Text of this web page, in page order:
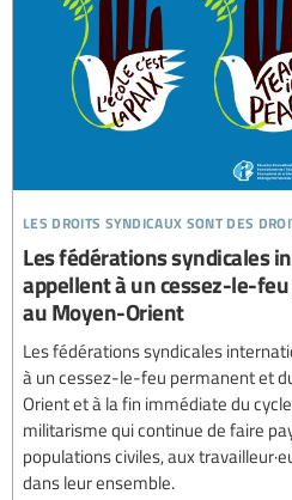
les droits syndicaux sont des
Les fédérations syndicales
appellent à un cessez-le-
au Moyen-Orient
Les fédérations syndicales
à un cessez-le-feu permanent et
Orient et à la fin immédiate du
militarisme qui continue de faire
populations civiles, aux
dans leur ensemble.